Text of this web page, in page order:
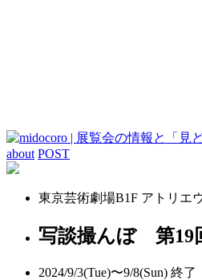
about POST
東京芸術劇場B1F アトリエ
写談撮んぼ 第19
2024/9/3(Tue)〜9/8(Sun) 終了